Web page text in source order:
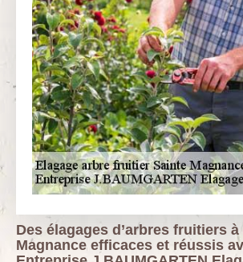
Des élagages d’arbres fruitiers à
Magnance efficaces et réussis